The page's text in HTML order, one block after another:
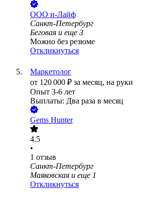
ООО и-Лайф
Санкт-Петербург
Беговая и еще 3
Можно без резюме
Откликнуться
Маркетолог
от 120 000 ₽ за месяц, на руки
Опыт 3-6 лет
Выплаты: Два раза в месяц
Gems Hunter
4.5
•
1 отзыв
Санкт-Петербург
Маяковская и еще 1
Откликнуться